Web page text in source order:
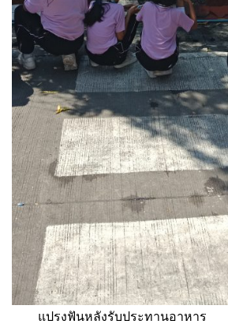
แปรงฟันหลังรับประทานอาหาร